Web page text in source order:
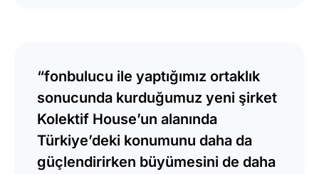
“fonbulucu ile yaptığımız ortaklık
sonucunda kurduğumuz yeni şirket
Kolektif House’un alanında
Türkiye’deki konumunu daha da
güçlendirirken büyümesini de daha